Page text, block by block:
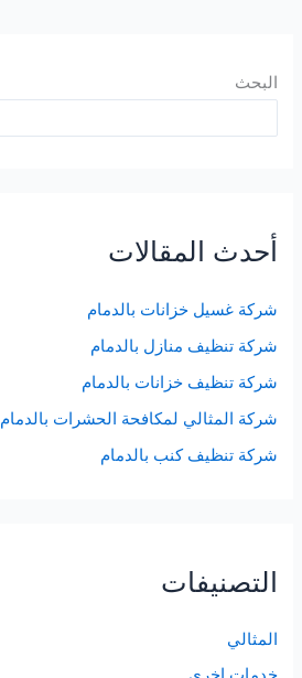
البحث
أحدث المقالات
شركة غسيل خزانات بالدمام
شركة تنظيف منازل بالدمام
شركة تنظيف خزانات بالدمام
شركة المثالي لمكافحة الحشرات بالدمام
شركة تنظيف كنب بالدمام
التصنيفات
المثالي